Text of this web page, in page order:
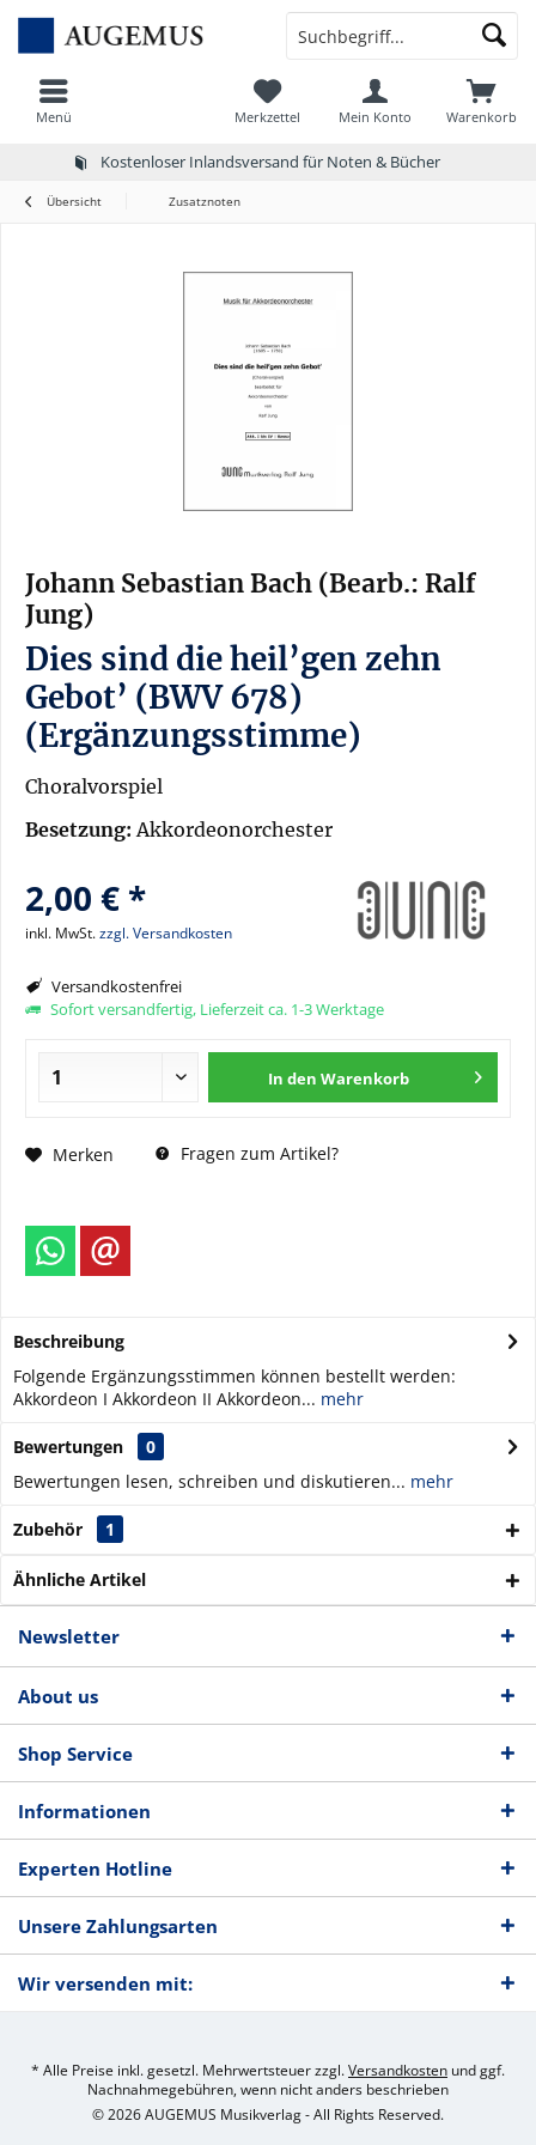
Kostenloser Inlandsversand für Noten & Bücher
Menü Warenkorb
Merkzettel Mein Konto
Übersicht Zusatznoten
Johann Sebastian Bach (Bearb.: Ralf
Jung)
Dies sind die heil’gen zehn
Gebot’ (BWV 678)
(Ergänzungsstimme)
Choralvorspiel
Besetzung: Akkordeonorchester
2,00 € *
inkl. MwSt.zzgl. Versandkosten
Versandkostenfrei
Sofort versandfertig, Lieferzeit ca. 1-3 Werktage
In den Warenkorb
Merken Fragen zum Artikel?
Beschreibung
Folgende Ergänzungsstimmen können bestellt werden:
Akkordeon I Akkordeon II Akkordeon... mehr
Bewertungen
0
Bewertungen lesen, schreiben und diskutieren... mehr
Zubehör 1
Ähnliche Artikel
Newsletter
About us
Shop Service
Informationen
Experten Hotline
Unsere Zahlungsarten
Wir versenden mit:
* Alle Preise inkl. gesetzl. Mehrwertsteuer zzgl.Versandkosten und ggf.
Nachnahmegebühren, wenn nicht anders beschrieben
© 2026 AUGEMUS Musikverlag - All Rights Reserved.